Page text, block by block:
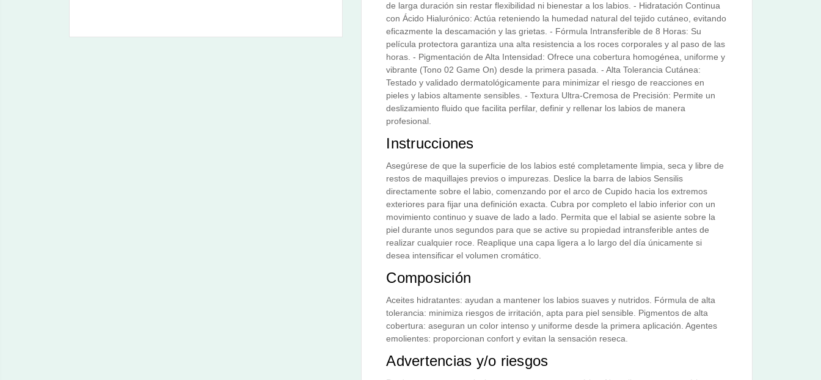
de larga duración sin restar flexibilidad ni bienestar a los labios. - Hidratación Continua
con Ácido Hialurónico: Actúa reteniendo la humedad natural del tejido cutáneo, evitando
eficazmente la descamación y las grietas. - Fórmula Intransferible de 8 Horas: Su
película protectora garantiza una alta resistencia a los roces corporales y al paso de las
horas. - Pigmentación de Alta Intensidad: Ofrece una cobertura homogénea, uniforme y
vibrante (Tono 02 Game On) desde la primera pasada. - Alta Tolerancia Cutánea:
Testado y validado dermatológicamente para minimizar el riesgo de reacciones en
pieles y labios altamente sensibles. - Textura Ultra-Cremosa de Precisión: Permite un
deslizamiento fluido que facilita perfilar, definir y rellenar los labios de manera
profesional.
Instrucciones
Asegúrese de que la superficie de los labios esté completamente limpia, seca y libre de
restos de maquillajes previos o impurezas. Deslice la barra de labios Sensilis
directamente sobre el labio, comenzando por el arco de Cupido hacia los extremos
exteriores para fijar una definición exacta. Cubra por completo el labio inferior con un
movimiento continuo y suave de lado a lado. Permita que el labial se asiente sobre la
piel durante unos segundos para que se active su propiedad intransferible antes de
realizar cualquier roce. Reaplique una capa ligera a lo largo del día únicamente si
desea intensificar el volumen cromático.
Composición
Aceites hidratantes: ayudan a mantener los labios suaves y nutridos. Fórmula de alta
tolerancia: minimiza riesgos de irritación, apta para piel sensible. Pigmentos de alta
cobertura: aseguran un color intenso y uniforme desde la primera aplicación. Agentes
emolientes: proporcionan confort y evitan la sensación reseca.
Advertencias y/o riesgos